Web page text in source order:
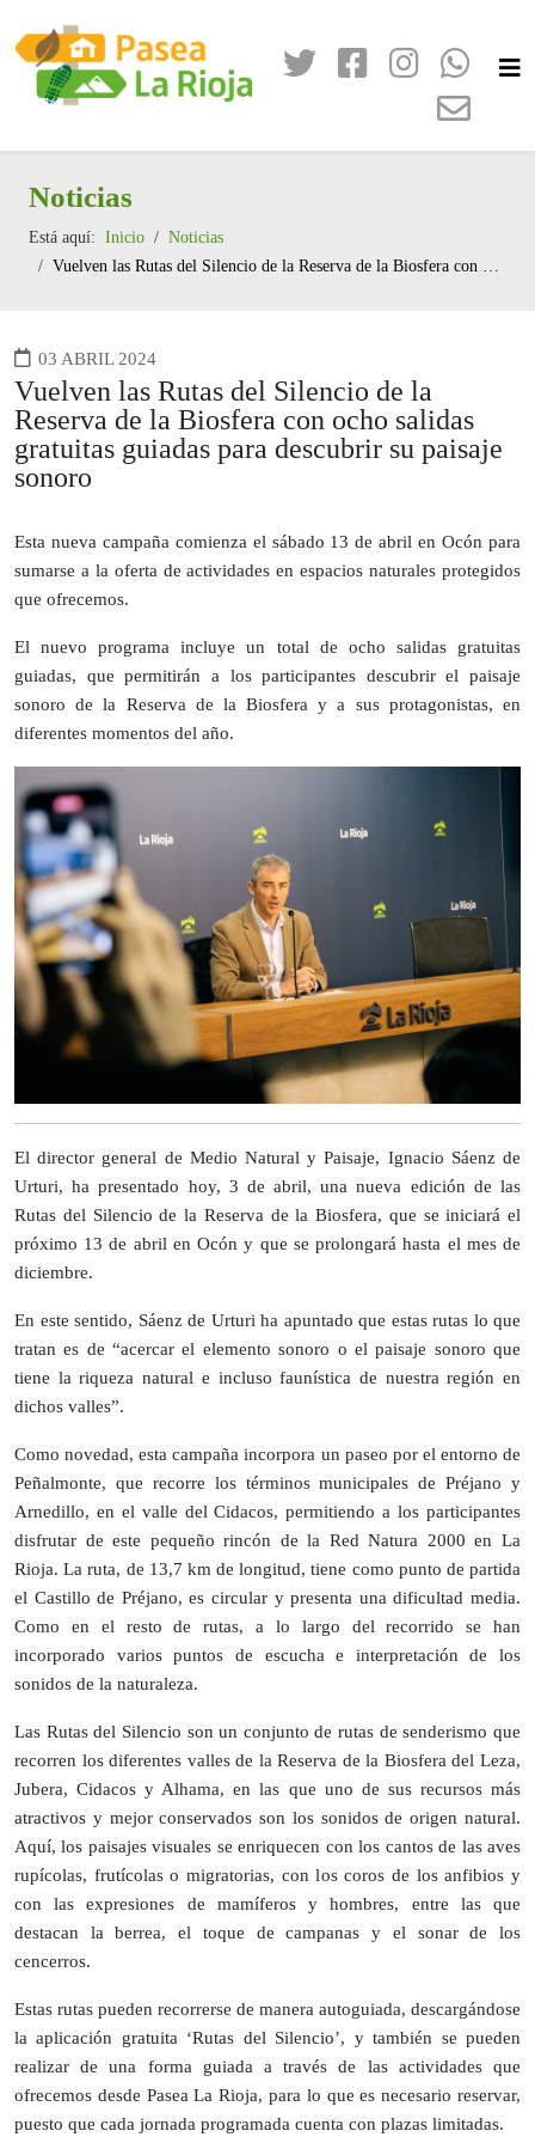
Noticias
Está aquí: Inicio
Noticias
Vuelven las Rutas del Silencio de la Reserva de la Biosfera con ocho salidas gratuitas guiadas para descubrir su paisaje sonoro
03 ABRIL 2024
Vuelven las Rutas del Silencio de la
Reserva de la Biosfera con ocho salidas
gratuitas guiadas para descubrir su paisaje
sonoro
Esta nueva campaña comienza el sábado 13 de abril en Ocón para
sumarse a la oferta de actividades en espacios naturales protegidos
que ofrecemos.
El nuevo programa incluye un total de ocho salidas gratuitas
guiadas, que permitirán a los participantes descubrir el paisaje
sonoro de la Reserva de la Biosfera y a sus protagonistas, en
diferentes momentos del año.
El director general de Medio Natural y Paisaje, Ignacio Sáenz de
Urturi, ha presentado hoy, 3 de abril, una nueva edición de las
Rutas del Silencio de la Reserva de la Biosfera, que se iniciará el
próximo 13 de abril en Ocón y que se prolongará hasta el mes de
diciembre.
En este sentido, Sáenz de Urturi ha apuntado que estas rutas lo que
tratan es de “acercar el elemento sonoro o el paisaje sonoro que
tiene la riqueza natural e incluso faunística de nuestra región en
dichos valles”.
Como novedad, esta campaña incorpora un paseo por el entorno de
Peñalmonte, que recorre los términos municipales de Préjano y
Arnedillo, en el valle del Cidacos, permitiendo a los participantes
disfrutar de este pequeño rincón de la Red Natura 2000 en La
Rioja. La ruta, de 13,7 km de longitud, tiene como punto de partida
el Castillo de Préjano, es circular y presenta una dificultad media.
Como en el resto de rutas, a lo largo del recorrido se han
incorporado varios puntos de escucha e interpretación de los
sonidos de la naturaleza.
Las Rutas del Silencio son un conjunto de rutas de senderismo que
recorren los diferentes valles de la Reserva de la Biosfera del Leza,
Jubera, Cidacos y Alhama, en las que uno de sus recursos más
atractivos y mejor conservados son los sonidos de origen natural.
Aquí, los paisajes visuales se enriquecen con los cantos de las aves
rupícolas, frutícolas o migratorias, con los coros de los anfibios y
con las expresiones de mamíferos y hombres, entre las que
destacan la berrea, el toque de campanas y el sonar de los
cencerros.
Estas rutas pueden recorrerse de manera autoguiada, descargándose
la aplicación gratuita ‘Rutas del Silencio’, y también se pueden
realizar de una forma guiada a través de las actividades que
ofrecemos desde Pasea La Rioja, para lo que es necesario reservar,
puesto que cada jornada programada cuenta con plazas limitadas.